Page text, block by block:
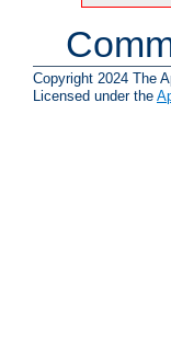
Copyright 2024 The
Licensed under the